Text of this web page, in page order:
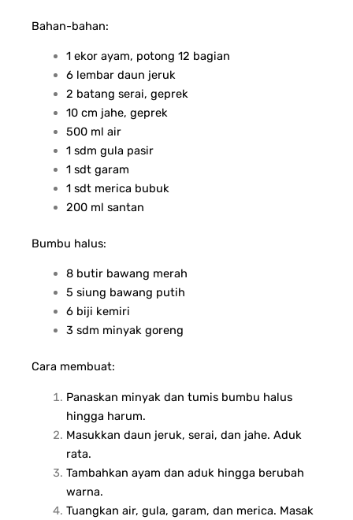
Bahan-bahan:
1 ekor ayam, potong 12 bagian
6 lembar daun jeruk
2 batang serai, geprek
10 cm jahe, geprek
500 ml air
1 sdm gula pasir
1 sdt garam
1 sdt merica bubuk
200 ml santan
Bumbu halus:
8 butir bawang merah
5 siung bawang putih
6 biji kemiri
3 sdm minyak goreng
Cara membuat:
Panaskan minyak dan tumis bumbu halus
hingga harum.
Masukkan daun jeruk, serai, dan jahe. Aduk
rata.
Tambahkan ayam dan aduk hingga berubah
warna.
Tuangkan air, gula, garam, dan merica. Masak